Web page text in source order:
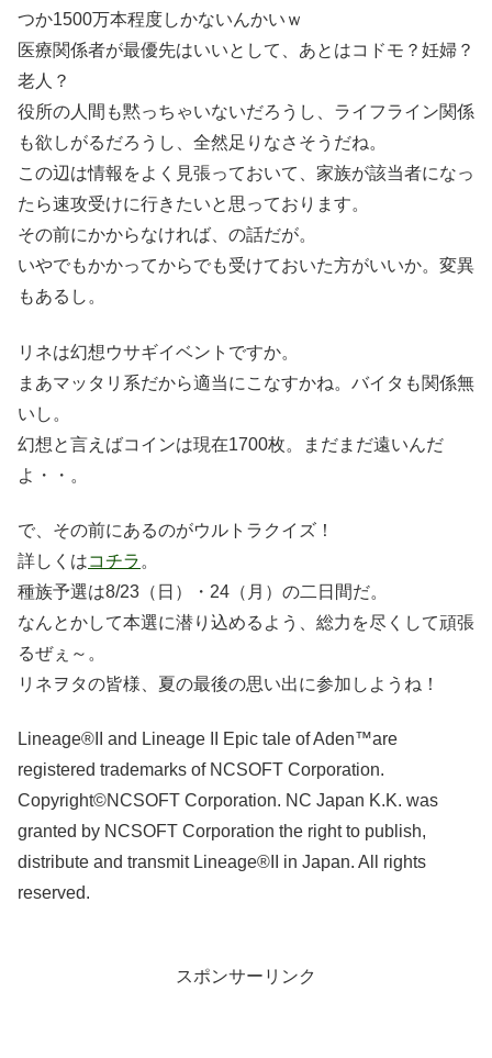
つか1500万本程度しかないんかいｗ
医療関係者が最優先はいいとして、あとはコドモ？妊婦？
老人？
役所の人間も黙っちゃいないだろうし、ライフライン関係
も欲しがるだろうし、全然足りなさそうだね。
この辺は情報をよく見張っておいて、家族が該当者になっ
たら速攻受けに行きたいと思っております。
その前にかからなければ、の話だが。
いやでもかかってからでも受けておいた方がいいか。変異
もあるし。
リネは幻想ウサギイベントですか。
まあマッタリ系だから適当にこなすかね。バイタも関係無
いし。
幻想と言えばコインは現在1700枚。まだまだ遠いんだ
よ・・。
で、その前にあるのがウルトラクイズ！
詳しくはコチラ 。
種族予選は8/23（日）・24（月）の二日間だ。
なんとかして本選に潜り込めるよう、総力を尽くして頑張
るぜぇ～。
リネヲタの皆様、夏の最後の思い出に参加しようね！
Lineage®II and Lineage II Epic tale of Aden™are
registered trademarks of NCSOFT Corporation.
Copyright©NCSOFT Corporation. NC Japan K.K. was
granted by NCSOFT Corporation the right to publish,
distribute and transmit Lineage®II in Japan. All rights
reserved.
スポンサーリンク